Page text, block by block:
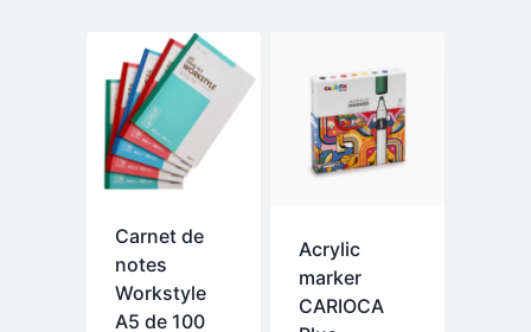
Carnet de
notes
Workstyle
A5 de 100
Acrylic
marker
CARIOCA